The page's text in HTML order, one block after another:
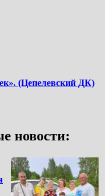
(Цепелевский ДК)
новости: